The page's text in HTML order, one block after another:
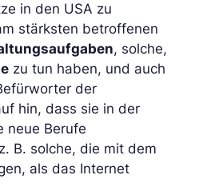
in den USA zu
stärksten betroffenen
, solche,
zu tun haben, und auch
der
hin, dass sie in der
neue Berufe
B. solche, die mit dem
als das Internet